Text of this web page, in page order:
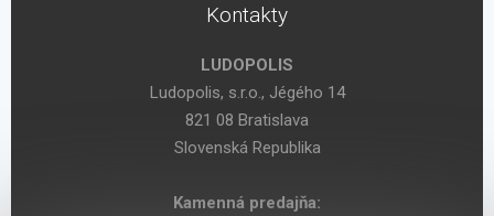
Kontakty
LUDOPOLIS
Ludopolis, s.r.o., Jégého 14
821 08 Bratislava
Slovenská Republika
Kamenná predajňa: